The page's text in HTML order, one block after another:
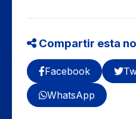
Compartir esta
Facebook
WhatsApp